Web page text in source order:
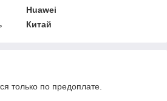
Huawei
Китай
только по предоплате.